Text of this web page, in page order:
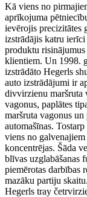
Kā viens no
aprīkojuma
ievērojis precizitātes
izstrādājis katru
produktu risinājumus
klientiem. Un 1998.
izstrādāto Hegerls
auto izstrādājumi ir
divvirzienu maršruta
vagonus, paplātes
maršruta vagonus
automašīnas.
viens no
koncentrējas. Šāda
blīvas uzglabāšanas
piemērotas darbības
mazāku partiju skaitu.
Hegerls tray